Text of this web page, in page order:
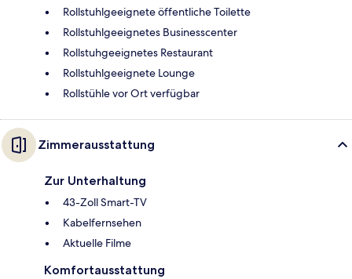
Rollstuhlgeeignete öffentliche Toilette
Rollstuhlgeeignetes Businesscenter
Rollstuhgeeignetes Restaurant
Rollstuhlgeeignete Lounge
Rollstühle vor Ort verfügbar
Zimmerausstattung
Zur Unterhaltung
43-Zoll Smart-TV
Kabelfernsehen
Aktuelle Filme
Komfortausstattung